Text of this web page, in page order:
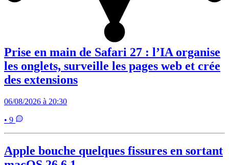
Prise en main de Safari 27 : l’IA organise
les onglets, surveille les pages web et crée
des extensions
06/08/2026 à 20:30
• 9
Apple bouche quelques fissures en sortant